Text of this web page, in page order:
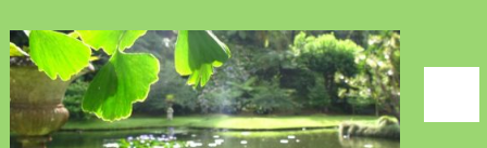
Zum
Inhalt